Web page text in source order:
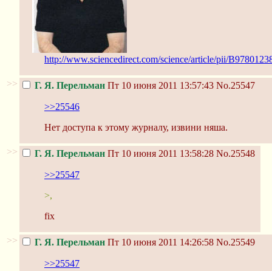
http://www.sciencedirect.com/science/article/pii/
>> Г. Я. Перельман Пт 10 июня 2011 13:57:43 No.25547
>>25546
Нет доступа к этому журналу, извини няша.
>> Г. Я. Перельман Пт 10 июня 2011 13:58:28 No.25548
>>25547
>,
fix
>> Г. Я. Перельман Пт 10 июня 2011 14:26:58 No.25549
>>25547